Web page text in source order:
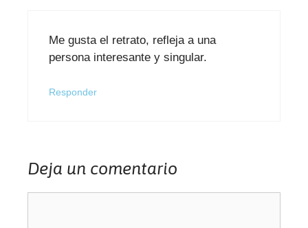
Me gusta el retrato, refleja a una
persona interesante y singular.
Responder
Deja un comentario